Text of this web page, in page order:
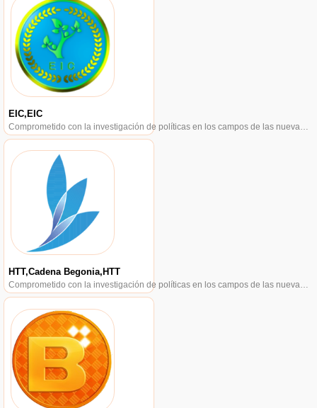
EIC,EIC
Comprometido con la investigación de políticas en los campos de las nuevas finanzas, las finanzas internacionales y los mercados financieros.
HTT,Cadena Begonia,HTT
Comprometido con la investigación de políticas en los campos de las nuevas finanzas, las finanzas internacionales y los mercados financieros.